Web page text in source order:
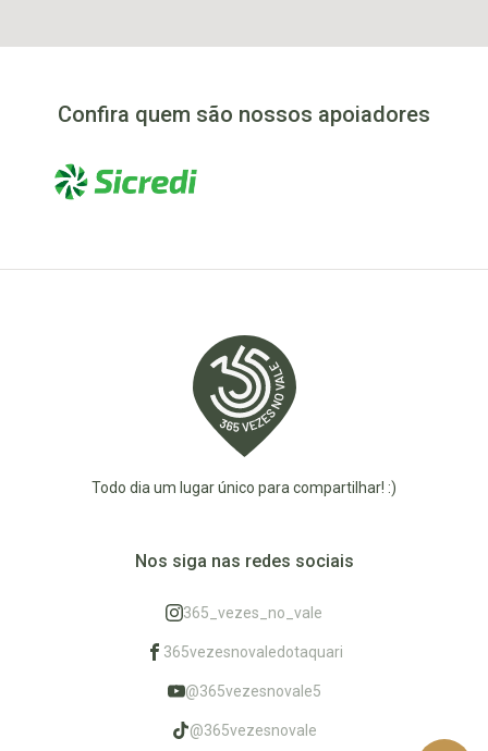
Confira quem são nossos apoiadores
Todo dia um lugar único para compartilhar! :)
Nos siga nas redes sociais
365_vezes_no_vale
365vezesnovaledotaquari
@365vezesnovale5
@365vezesnovale